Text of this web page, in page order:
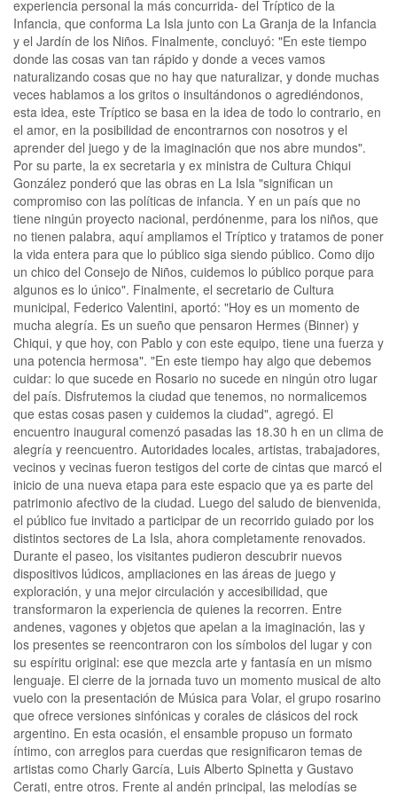
experiencia personal la más concurrida- del Tríptico de la
Infancia, que conforma La Isla junto con La Granja de la Infancia
y el Jardín de los Niños. Finalmente, concluyó: "En este tiempo
donde las cosas van tan rápido y donde a veces vamos
naturalizando cosas que no hay que naturalizar, y donde muchas
veces hablamos a los gritos o insultándonos o agrediéndonos,
esta idea, este Tríptico se basa en la idea de todo lo contrario, en
el amor, en la posibilidad de encontrarnos con nosotros y el
aprender del juego y de la imaginación que nos abre mundos".
Por su parte, la ex secretaria y ex ministra de Cultura Chiqui
González ponderó que las obras en La Isla "significan un
compromiso con las políticas de infancia. Y en un país que no
tiene ningún proyecto nacional, perdónenme, para los niños, que
no tienen palabra, aquí ampliamos el Tríptico y tratamos de poner
la vida entera para que lo público siga siendo público. Como dijo
un chico del Consejo de Niños, cuidemos lo público porque para
algunos es lo único". Finalmente, el secretario de Cultura
municipal, Federico Valentini, aportó: "Hoy es un momento de
mucha alegría. Es un sueño que pensaron Hermes (Binner) y
Chiqui, y que hoy, con Pablo y con este equipo, tiene una fuerza y
una potencia hermosa". "En este tiempo hay algo que debemos
cuidar: lo que sucede en Rosario no sucede en ningún otro lugar
del país. Disfrutemos la ciudad que tenemos, no normalicemos
que estas cosas pasen y cuidemos la ciudad", agregó. El
encuentro inaugural comenzó pasadas las 18.30 h en un clima de
alegría y reencuentro. Autoridades locales, artistas, trabajadores,
vecinos y vecinas fueron testigos del corte de cintas que marcó el
inicio de una nueva etapa para este espacio que ya es parte del
patrimonio afectivo de la ciudad. Luego del saludo de bienvenida,
el público fue invitado a participar de un recorrido guiado por los
distintos sectores de La Isla, ahora completamente renovados.
Durante el paseo, los visitantes pudieron descubrir nuevos
dispositivos lúdicos, ampliaciones en las áreas de juego y
exploración, y una mejor circulación y accesibilidad, que
transformaron la experiencia de quienes la recorren. Entre
andenes, vagones y objetos que apelan a la imaginación, las y
los presentes se reencontraron con los símbolos del lugar y con
su espíritu original: ese que mezcla arte y fantasía en un mismo
lenguaje. El cierre de la jornada tuvo un momento musical de alto
vuelo con la presentación de Música para Volar, el grupo rosarino
que ofrece versiones sinfónicas y corales de clásicos del rock
argentino. En esta ocasión, el ensamble propuso un formato
íntimo, con arreglos para cuerdas que resignificaron temas de
artistas como Charly García, Luis Alberto Spinetta y Gustavo
Cerati, entre otros. Frente al andén principal, las melodías se